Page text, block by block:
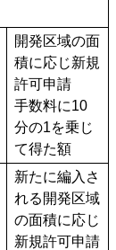
開発区域の面
積に応じ新規
許可申請
手数料に10
分の1を乗じ
て得た額
新たに編入さ
れる開発区域
の面積に応じ
新規許可申請